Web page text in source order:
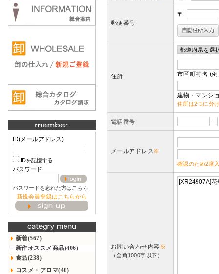
ID(メールアドレス)
IDを記憶する
パスワード
パスワードを忘れた方はこちら
新規会員登録はこちらから
新着(567)
新作オススメ商品(406)
食品(238)
コスメ・アロマ(40)
郵便番号
〒
住所 市区町村名 (
建物・マンシ
住所は2つに分
電話番号 -
メールアドレス※
確認のため2度
お問い合わせ内容※
（全角1000字以下）